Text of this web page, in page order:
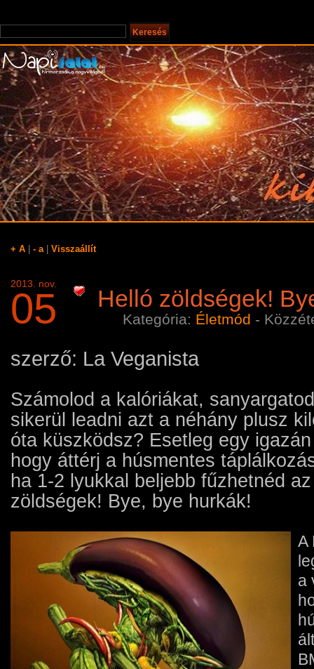
+ A - a| Visszaállít
2013. nov.
05 Helló zöldségek!
Kategória: Életmód -
szerző: La Veganista
Számolod a kalóriákat,
sikerül leadni azt a néhány plusz
óta küszködsz? Esetleg egy
hogy áttérj a húsmentes
ha 1-2 lyukkal beljebb fűzhetnéd
zöldségek! Bye, bye hurkák!
A
a